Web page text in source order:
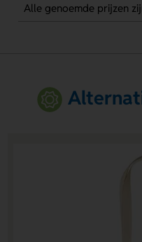
Alle genoemde prijzen